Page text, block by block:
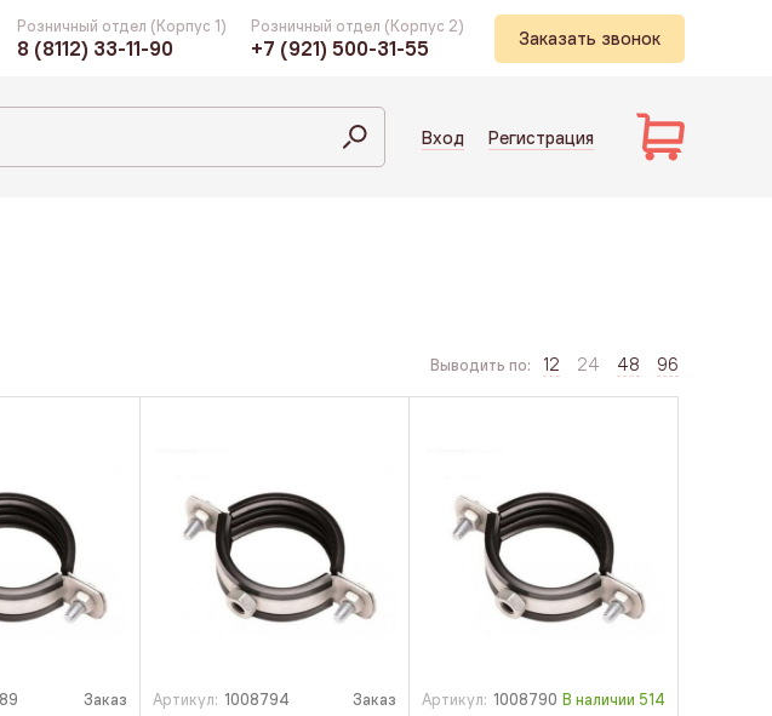
Розничный отдел (Корпус 1)
8 (8112) 33-11-90
Розничный отдел (Корпус 2)
+7 (921) 500-31-55 Заказать звонок
Вход Регистрация
Выводить по: 12 24 48 96
Заказ Артикул: 1008794 Заказ Артикул: 1008790 В наличии 514